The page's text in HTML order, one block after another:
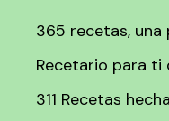
365 recetas, una
Recetario para ti
311 Recetas